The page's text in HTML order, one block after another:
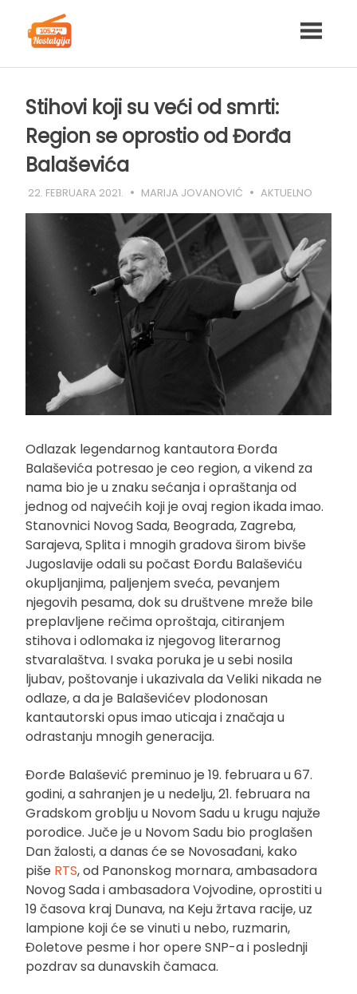
content
Stihovi koji su veći od smrti:
Region se oprostio od Đorđa
Balaševića
22. FEBRUARA 2021. MARIJA JOVANOVIĆ AKTUELNO
Odlazak legendarnog kantautora Đorđa
Balaševića potresao je ceo region, a vikend za
nama bio je u znaku sećanja i opraštanja od
jednog od najvećih koji je ovaj region ikada imao.
Stanovnici Novog Sada, Beograda, Zagreba,
Sarajeva, Splita i mnogih gradova širom bivše
Jugoslavije odali su počast Đorđu Balaševiću
okupljanjima, paljenjem sveća, pevanjem
njegovih pesama, dok su društvene mreže bile
preplavljene rečima oproštaja, citiranjem
stihova i odlomaka iz njegovog literarnog
stvaralaštva. I svaka poruka je u sebi nosila
ljubav, poštovanje i ukazivala da Veliki nikada ne
odlaze, a da je Balaševićev plodonosan
kantautorski opus imao uticaja i značaja u
odrastanju mnogih generacija.
Đorđe Balašević preminuo je 19. februara u 67.
godini, a sahranjen je u nedelju, 21. februara na
Gradskom groblju u Novom Sadu u krugu najuže
porodice. Juče je u Novom Sadu bio proglašen
Dan žalosti, a danas će se Novosađani, kako
piše RTS, od Panonskog mornara, ambasadora
Novog Sada i ambasadora Vojvodine, oprostiti u
19 časova kraj Dunava, na Keju žrtava racije, uz
lampione koji će se vinuti u nebo, ruzmarin,
Đoletove pesme i hor opere SNP-a i poslednji
pozdrav sa dunavskih čamaca.